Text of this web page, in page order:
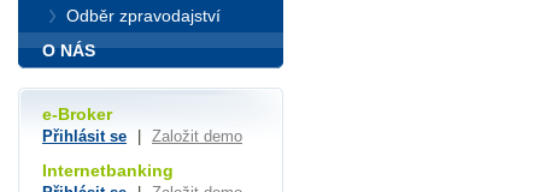
Odběr zpravodajství
O NÁS
e-Broker
Přihlásit se Založit demo
Internetbanking